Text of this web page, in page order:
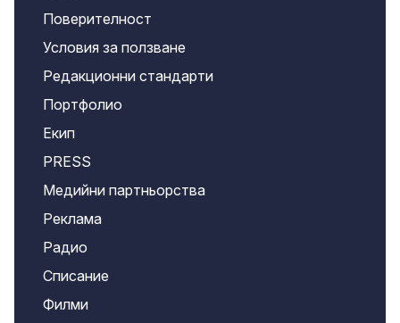
Поверителност
Условия за ползване
Редакционни стандарти
Портфолио
Екип
PRESS
Медийни партньорства
Реклама
Радио
Списание
Филми